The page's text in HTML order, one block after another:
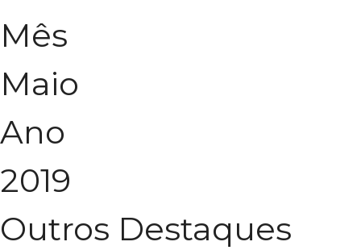
Mês
Maio
Ano
2019
Outros Destaques